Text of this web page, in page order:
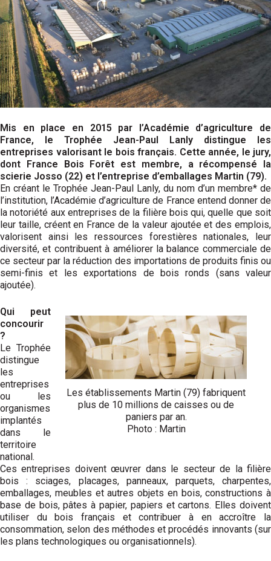
Mis en place en 2015 par l’Académie d’agriculture de
France, le Trophée Jean-Paul Lanly distingue les
entreprises valorisant le bois français. Cette année, le jury,
dont France Bois Forêt est membre, a récompensé la
scierie Josso (22) et l’entreprise d’emballages Martin (79).
En créant le Trophée Jean-Paul Lanly, du nom d’un membre* de
l’institution, l’Académie d’agriculture de France entend donner de
la notoriété aux entreprises de la filière bois qui, quelle que soit
leur taille, créent en France de la valeur ajoutée et des emplois,
valorisent ainsi les ressources forestières nationales, leur
diversité, et contribuent à améliorer la balance commerciale de
ce secteur par la réduction des importations de produits finis ou
semi-finis et les exportations de bois ronds (sans valeur
ajoutée).
Les établissements Martin (79) fabriquent
plus de 10 millions de caisses ou de
paniers par an.
Photo : Martin
Qui peut
concourir
?
Le Trophée
distingue
les
entreprises
ou les
organismes
implantés
dans le
territoire
national.
Ces entreprises doivent œuvrer dans le secteur de la filière
bois : sciages, placages, panneaux, parquets, charpentes,
emballages, meubles et autres objets en bois, constructions à
base de bois, pâtes à papier, papiers et cartons. Elles doivent
utiliser du bois français et contribuer à en accroître la
consommation, selon des méthodes et procédés innovants (sur
les plans technologiques ou organisationnels).